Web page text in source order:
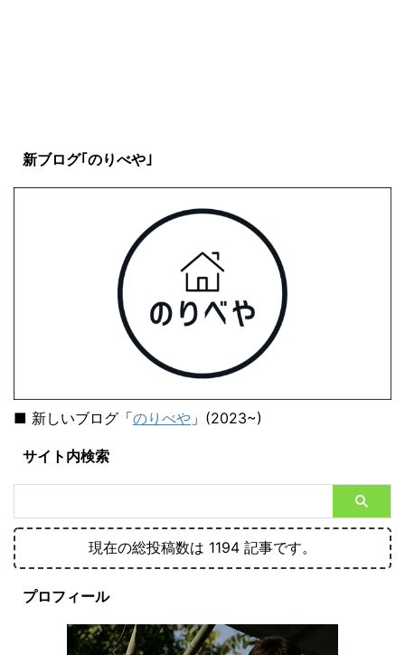
新ブログ｢のりべや｣
■ 新しいブログ「のりべや 」(2023~)
サイト内検索
現在の総投稿数は 1194 記事です。
プロフィール